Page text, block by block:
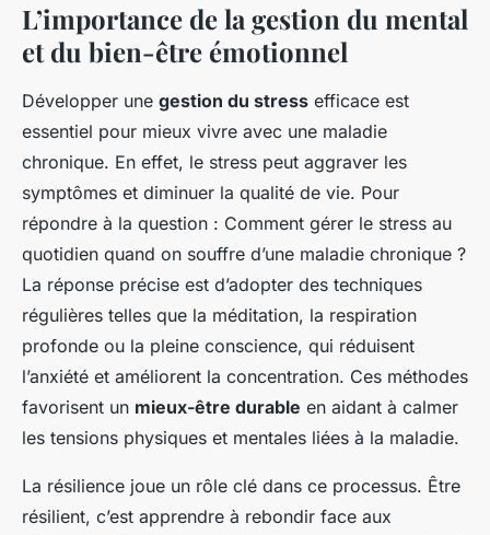
L’importance de la gestion du mental
et du bien-être émotionnel
Développer une gestion du stress efficace est
essentiel pour mieux vivre avec une maladie
chronique. En effet, le stress peut aggraver les
symptômes et diminuer la qualité de vie. Pour
répondre à la question : Comment gérer le stress au
quotidien quand on souffre d’une maladie chronique ?
La réponse précise est d’adopter des techniques
régulières telles que la méditation, la respiration
profonde ou la pleine conscience, qui réduisent
l’anxiété et améliorent la concentration. Ces méthodes
favorisent un mieux-être durable en aidant à calmer
les tensions physiques et mentales liées à la maladie.
La résilience joue un rôle clé dans ce processus. Être
résilient, c’est apprendre à rebondir face aux